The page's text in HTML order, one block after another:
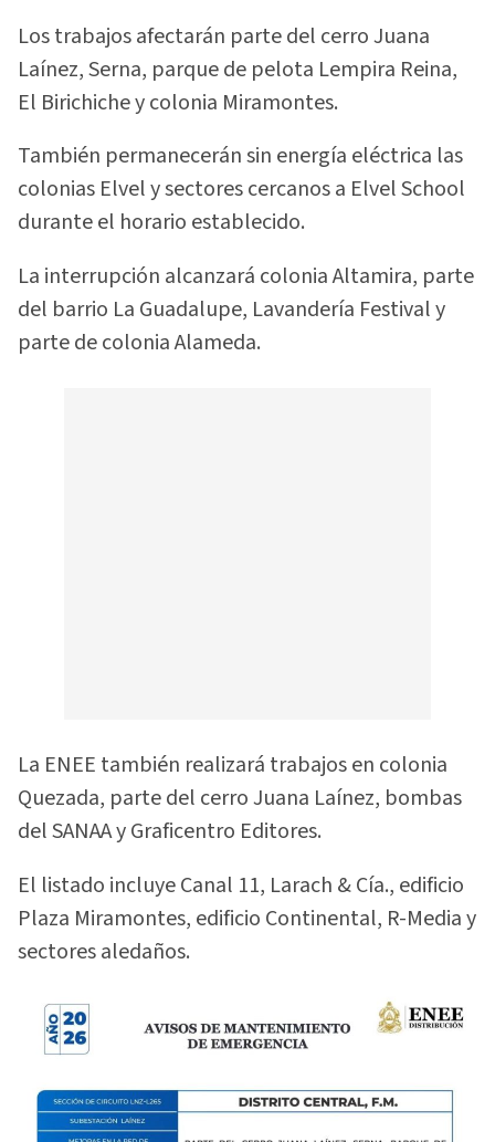
Los trabajos afectarán parte del cerro Juana
Laínez, Serna, parque de pelota Lempira Reina,
El Birichiche y colonia Miramontes.
También permanecerán sin energía eléctrica las
colonias Elvel y sectores cercanos a Elvel School
durante el horario establecido.
La interrupción alcanzará colonia Altamira, parte
del barrio La Guadalupe, Lavandería Festival y
parte de colonia Alameda.
La ENEE también realizará trabajos en colonia
Quezada, parte del cerro Juana Laínez, bombas
del SANAA y Graficentro Editores.
El listado incluye Canal 11, Larach & Cía., edificio
Plaza Miramontes, edificio Continental, R-Media y
sectores aledaños.